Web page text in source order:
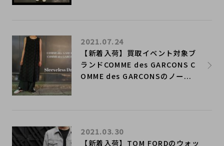
【新着入荷】買取イベント対象ブ
ランドCOMME des GARCONS C
OMME des GARCONSのノー...
2021.07.24
【新着入荷】TOM FORDのウォッ
2021.03.30